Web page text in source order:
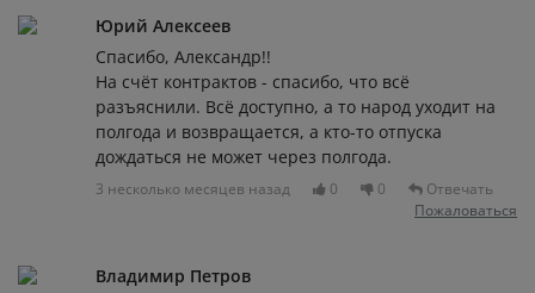
Юрий Алексеев
Спасибо, Александр!!
На счёт контрактов - спасибо, что всё
разъяснили. Всё доступно, а то народ уходит на
полгода и возвращается, а кто-то отпуска
дождаться не может через полгода.
3 несколько месяцев назад 0 0
Отвечать
Пожаловаться
Владимир Петров